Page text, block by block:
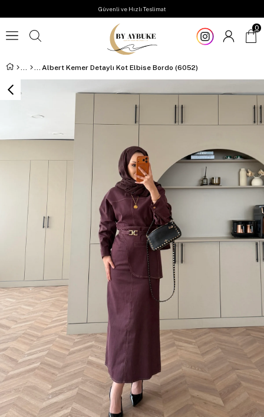
Güvenli ve Hızlı Teslimat
0
Albert Kemer Detaylı Kot Elbise Bordo (6052)